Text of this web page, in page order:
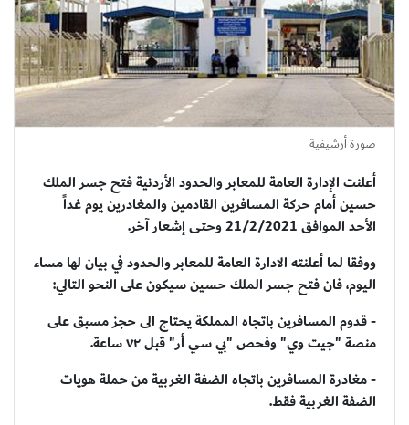
صورة أرشيفية
أعلنت الإدارة العامة للمعابر والحدود الأردنية فتح جسر الملك
حسين أمام حركة المسافرين القادمين والمغادرين يوم غداً
الأحد الموافق 21/2/2021 وحتى إشعار آخر.
ووفقا لما أعلنته الادارة العامة للمعابر والحدود في بيان لها مساء
اليوم، فان فتح جسر الملك حسين سيكون على النحو التالي:
- قدوم المسافرين باتجاه المملكة يحتاج الى حجز مسبق على
منصة "جيت وي" وفحص "بي سي أر" قبل ٧٢ ساعة.
- مغادرة المسافرين باتجاه الضفة الغربية من حملة هويات
الضفة الغربية فقط.